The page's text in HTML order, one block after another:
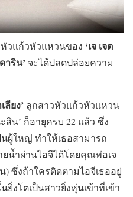
วแก้วหัวแหวนของ ‘เจ เจต
าริน’ จะได้ปลดปล่อยความ
ลียง’ ลูกสาวหัวแก้วหัวแหวน
สิน’ ก็อายุครบ 22 แล้ว ซึ่ง
ผู้ใหญ่ ทำให้เธอสามารถ
น้ำผ่านไอจีได้โดยคุณพ่อเจ
ซึ่งถ้าใครติดตามไอจีเธออยู่
ยิ่งโตเป็นสาวยิ่งหุ่นเข้าที่เข้า